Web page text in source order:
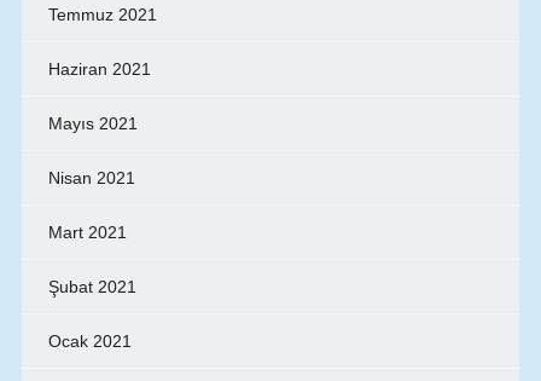
Temmuz 2021
Haziran 2021
Mayıs 2021
Nisan 2021
Mart 2021
Şubat 2021
Ocak 2021